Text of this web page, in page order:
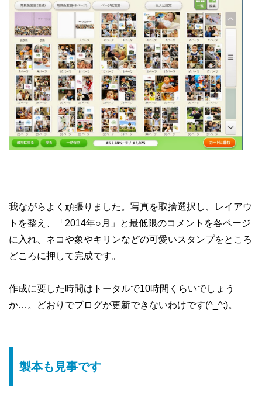
我ながらよく頑張りました。写真を取捨選択し、レイアウ
トを整え、「2014年○月」と最低限のコメントを各ページ
に入れ、ネコや象やキリンなどの可愛いスタンプをところ
どころに押して完成です。
作成に要した時間はトータルで10時間くらいでしょう
か…。どおりでブログが更新できないわけです(^_^;)。
製本も見事です